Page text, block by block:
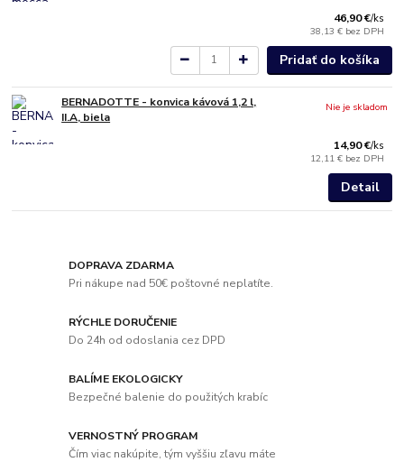
46,90 €/ks
38,13 € bez DPH
Pridať do košíka
BERNADOTTE - konvica kávová 1,2 l,
II.A, biela
14,90 €/ks
12,11 € bez DPH
Nie je skladom
Detail
DOPRAVA ZDARMA
Pri nákupe nad 50€ poštovné neplatíte.
RÝCHLE DORUČENIE
Do 24h od odoslania cez DPD
BALÍME EKOLOGICKY
Bezpečné balenie do použitých krabíc
VERNOSTNÝ PROGRAM
Čím viac nakúpite, tým vyššiu zľavu máte